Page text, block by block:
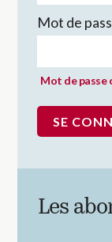
Mot de
Mot de passe
Les